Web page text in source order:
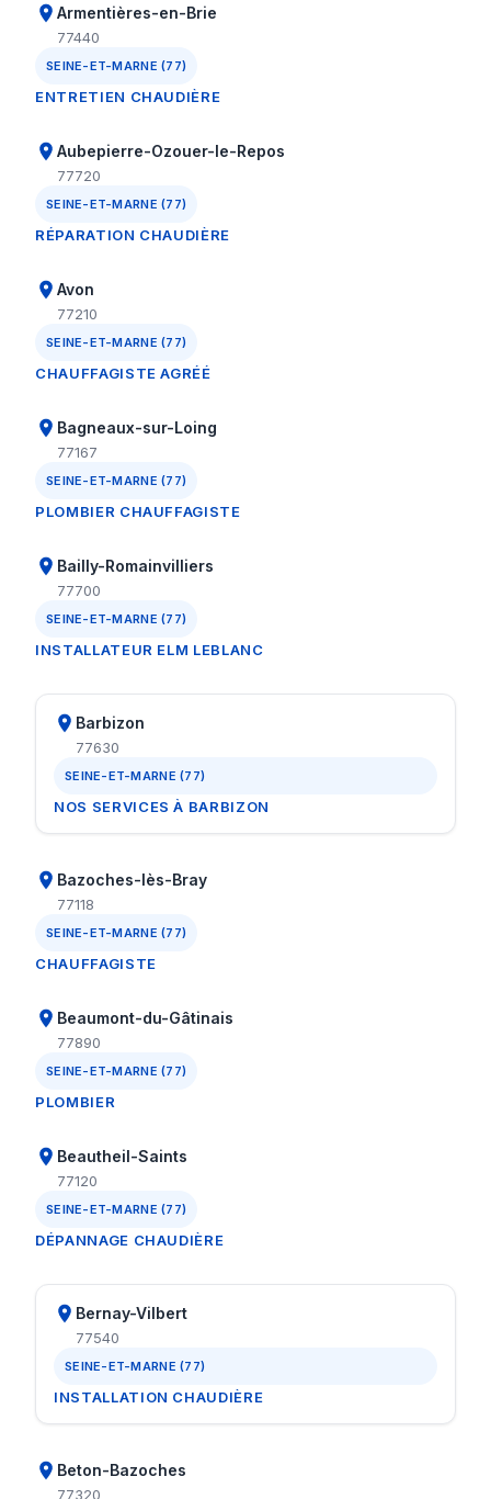
Armentières-en-Brie
77440
SEINE-ET-MARNE (77)
ENTRETIEN CHAUDIÈRE
Aubepierre-Ozouer-le-Repos
77720
SEINE-ET-MARNE (77)
RÉPARATION CHAUDIÈRE
Avon
77210
SEINE-ET-MARNE (77)
CHAUFFAGISTE AGRÉÉ
Bagneaux-sur-Loing
77167
SEINE-ET-MARNE (77)
PLOMBIER CHAUFFAGISTE
Bailly-Romainvilliers
77700
SEINE-ET-MARNE (77)
INSTALLATEUR ELM LEBLANC
Barbizon
77630
SEINE-ET-MARNE (77)
NOS SERVICES À BARBIZON
Bazoches-lès-Bray
77118
SEINE-ET-MARNE (77)
CHAUFFAGISTE
Beaumont-du-Gâtinais
77890
SEINE-ET-MARNE (77)
PLOMBIER
Beautheil-Saints
77120
SEINE-ET-MARNE (77)
DÉPANNAGE CHAUDIÈRE
Bernay-Vilbert
77540
SEINE-ET-MARNE (77)
INSTALLATION CHAUDIÈRE
Beton-Bazoches
77320